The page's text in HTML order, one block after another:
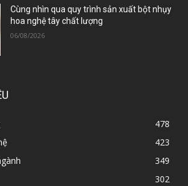
Cùng nhìn qua quy trình sản xuất bột nhụy
hoa nghệ tây chất lượng
06/08/2026
478
423
349
302